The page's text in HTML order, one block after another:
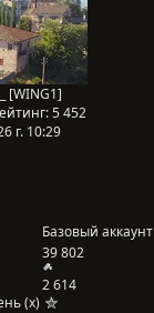
[WING1]
5 452
г. 10:29
Базовый аккаунт
39 802
(x)
2 614